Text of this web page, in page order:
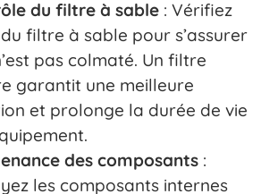
du filtre à sable : Vérifiez
filtre à sable pour s’assurer
pas colmaté. Un filtre
garantit une meilleure
et prolonge la durée de vie
des composants :
les composants internes